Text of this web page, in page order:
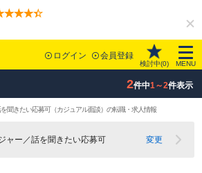
ログイン 会員登録
検討中(0) MENU
2件中1～2件表示
聞きたい応募可（カジュアル面談）の転職・求人情報
ャー／話を聞きたい応募可 変更